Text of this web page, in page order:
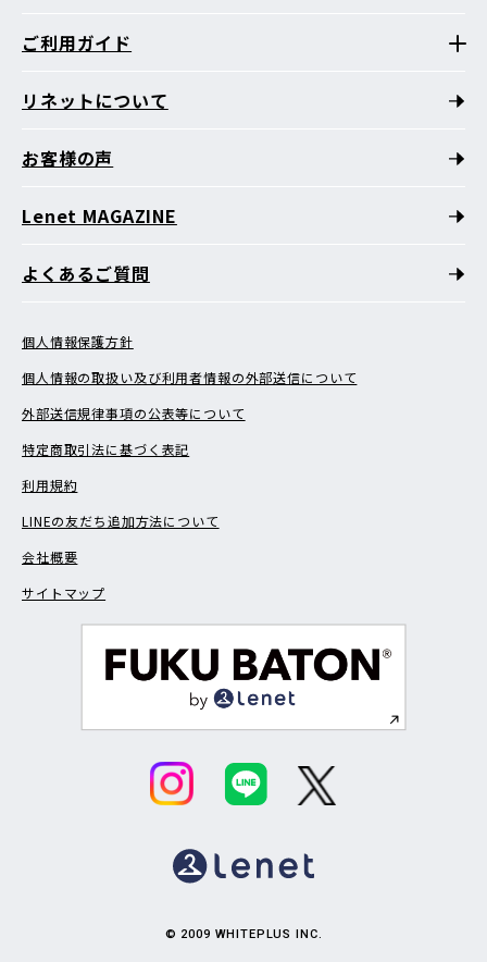
ご利用ガイド
リネットについて
お客様の声
Lenet MAGAZINE
よくあるご質問
個人情報保護方針
個人情報の取扱い及び利用者情報の外部送信について
外部送信規律事項の公表等について
特定商取引法に基づく表記
利用規約
LINEの友だち追加方法について
会社概要
サイトマップ
© 2009 WHITEPLUS INC.